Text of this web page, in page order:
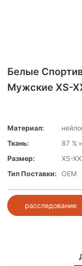
Белые
Мужские XS-
Материал:
Ткань:
87 %
Размер:
XS-
Тип Поставки:
OEM
расследование